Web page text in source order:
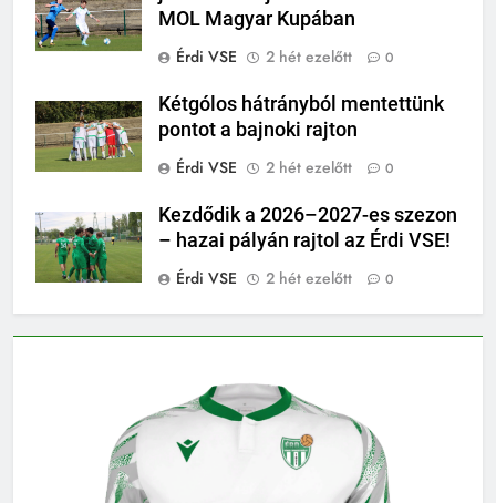
MOL Magyar Kupában
Érdi VSE
2 hét ezelőtt 0
Kétgólos hátrányból mentettünk
pontot a bajnoki rajton
Érdi VSE
2 hét ezelőtt 0
Kezdődik a 2026–2027-es szezon
– hazai pályán rajtol az Érdi VSE!
Érdi VSE
2 hét ezelőtt 0